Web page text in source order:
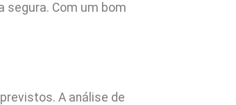
segura. Com um bom
A análise de